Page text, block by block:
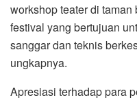
workshop teater di
festival yang bertujuan
sanggar dan teknis
ungkapnya.
Apresiasi terhadap para